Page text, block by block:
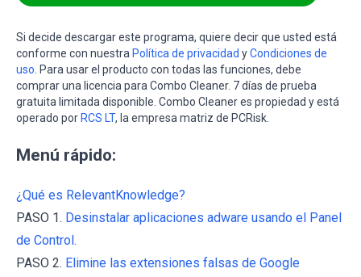
Si decide descargar este programa, quiere decir que usted está
conforme con nuestra Política de privacidad yCondiciones de
uso . Para usar el producto con todas las funciones, debe
comprar una licencia para Combo Cleaner. 7 días de prueba
gratuita limitada disponible. Combo Cleaner es propiedad y está
operado por RCS LT, la empresa matriz de PCRisk.
Menú rápido:
¿Qué es RelevantKnowledge?
PASO 1. Desinstalar aplicaciones adware usando el Panel
de Control.
PASO 2. Elimine las extensiones falsas de Google